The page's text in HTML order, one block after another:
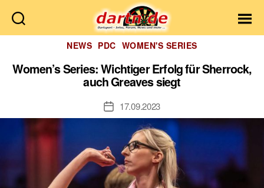
Dartn.de
Kategorien
NEWS PDC WOMEN'S SERIES
Women’s Series: Wichtiger Erfolg für Sherrock,
auch Greaves siegt
Veröffentlichungsdatum
17.09.2023